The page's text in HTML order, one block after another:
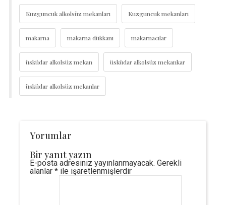
Kuzguncuk alkolsüz mekanları Kuzguncuk mekanları
makarna makarna dükkanı makarnacılar
üsküdar alkolsüz mekan üsküdar alkolsüz mekankar
üsküdar alkolsüz mekanlar
Yorumlar
Bir yanıt yazın
E-posta adresiniz yayınlanmayacak. Gerekli
alanlar *ile işaretlenmişlerdir